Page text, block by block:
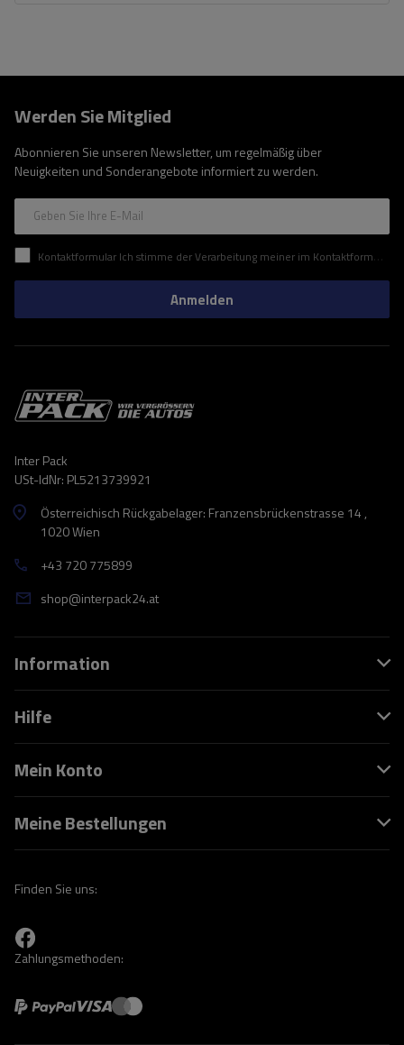
Werden Sie Mitglied
Abonnieren Sie unseren Newsletter, um regelmäßig über
Neuigkeiten und Sonderangebote informiert zu werden.
Geben Sie Ihre E-Mail
Kontaktformular Ich stimme der Verarbeitung meiner im Kontaktformular enthaltenen personenbezogenen Daten gemäß der Verordnung (EU) des Europäischen Parlaments und des Rates zu.
Anmelden
Inter Pack
USt-IdNr: PL5213739921
Österreichisch Rückgabelager: Franzensbrückenstrasse 14 ,
1020 Wien
+43 720 775899
shop@interpack24.at
Information
Hilfe
Mein Konto
Meine Bestellungen
Finden Sie uns:
Zahlungsmethoden: